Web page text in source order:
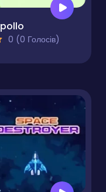
0 (0 Голосів)